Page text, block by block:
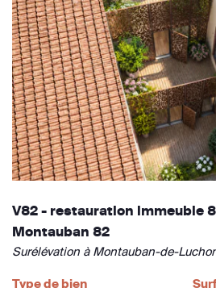
V82 - restauration immeuble
Montauban 82
Surélévation à Montauban-de-
Type de bien